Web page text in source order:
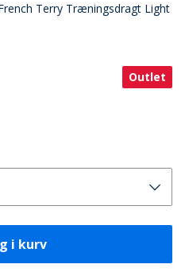
Terry Træningsdragt Light
Outlet
i kurv